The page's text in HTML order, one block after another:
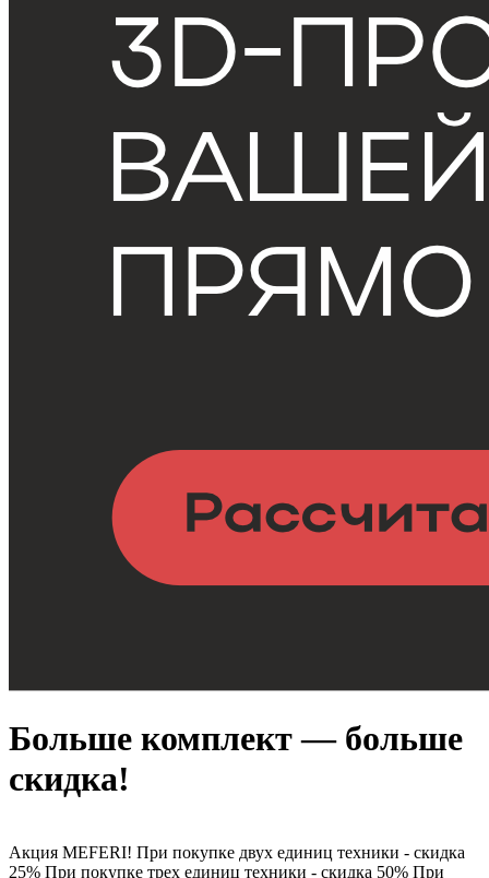
Больше комплект — больше
скидка!
Акция MEFERI! При покупке двух единиц техники - скидка
25% При покупке трех единиц техники - скидка 50% При